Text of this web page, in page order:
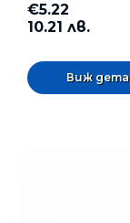
€5.22
10.21 лв.
Виж